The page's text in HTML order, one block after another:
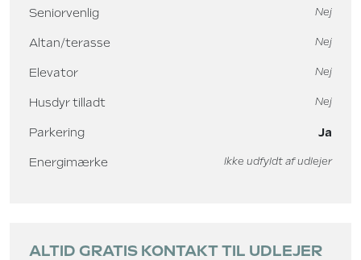
Seniorvenlig Nej
Altan/terasse Nej
Elevator Nej
Husdyr tilladt Nej
Parkering Ja
Energimærke Ikke udfyldt af udlejer
ALTID GRATIS KONTAKT TIL UDLEJER